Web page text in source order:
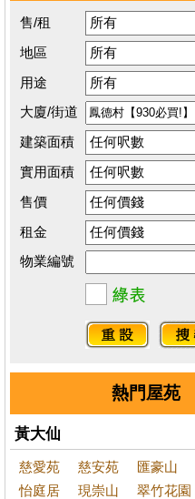
售/租
地區
用途
大廈/街道
建築面積
實用面積
售價
租金
物業編號
熱門屋苑
黃大仙
慈愛苑 慈安苑 匯豪山
怡庭居
現崇山 翠竹花園